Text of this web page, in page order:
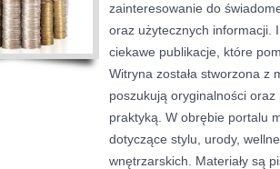
zainteresowanie do
oraz użytecznych informacji.
ciekawe publikacje, które
Witryna została stworzona z
poszukują oryginalności oraz
praktyką. W obrębie portalu
dotyczące stylu, urody,
wnętrzarskich. Materiały są